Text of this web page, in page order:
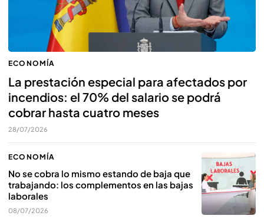
ECONOMÍA
La prestación especial para afectados por
incendios: el 70% del salario se podrá
cobrar hasta cuatro meses
28/07/2026
ECONOMÍA
No se cobra lo mismo estando de baja que
trabajando: los complementos en las bajas
laborales
08/07/2026